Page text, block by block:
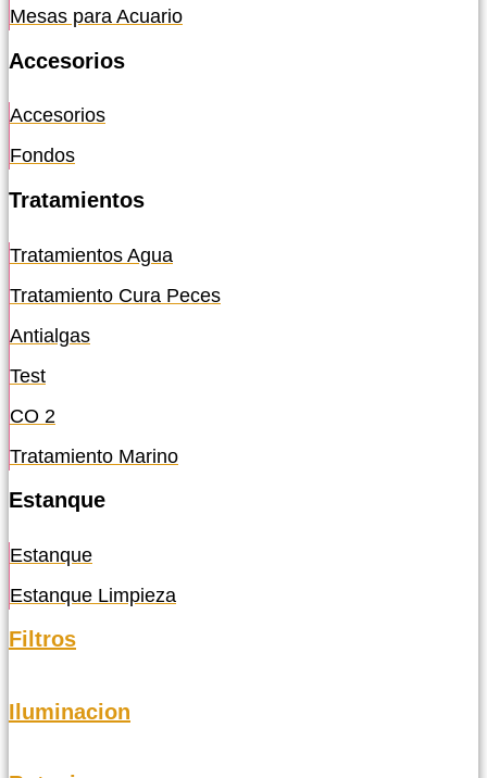
Mesas para Acuario
Accesorios
Accesorios
Fondos
Tratamientos
Tratamientos Agua
Tratamiento Cura Peces
Antialgas
Test
CO 2
Tratamiento Marino
Estanque
Estanque
Estanque Limpieza
Filtros
Iluminacion